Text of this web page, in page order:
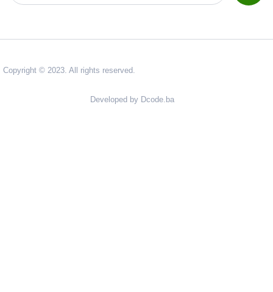
Copyright © 2023. All rights reserved.
Developed by Dcode.ba